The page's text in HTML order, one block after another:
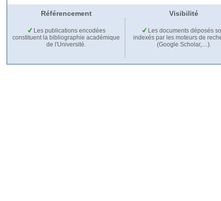
Référencement Visibilité
Les publications encodées
constituent la bibliographie académique
de l'Université.
Les documents déposés
indexés par les moteurs de
(Google Scholar,…).